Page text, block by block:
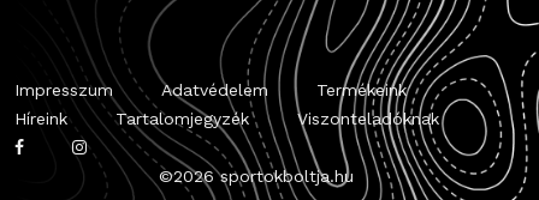
Impresszum Adatvédelem
Termékeink
Híreink
Tartalomjegyzék Viszonteladóknak
©2026 sportokboltja.hu